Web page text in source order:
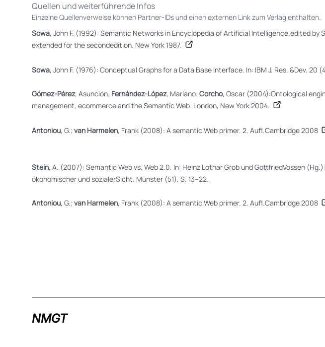
Quellen und weiterführende Infos
Einzelne Quellenverweise können Partner-IDs und einen externen Link zum Verlag enthalten.
Sowa, John F. (1992): Semantic Networks in Encyclopedia of Artificial Intelligence.edited by
extended for the secondedition. New York 1987.
Sowa, John F. (1976): Conceptual Graphs for a Data Base Interface. In: IBM J. Res. &Dev. 20
Gómez-Pérez, Asunción; Fernández-López, Mariano; Corcho, Oscar (2004):Ontological
management, ecommerce and the Semantic Web. London, New York 2004.
Antoniou, G.; van Harmelen, Frank (2008): A semantic Web primer. 2. Aufl.Cambridge 2008
Stein, A. (2007): Semantic Web vs. Web 2.0. In: Heinz Lothar Grob und GottfriedVossen
ökonomischer und sozialerSicht. Münster (51), S. 13–22.
Antoniou, G.; van Harmelen, Frank (2008): A semantic Web primer. 2. Aufl.Cambridge 2008
NMGT